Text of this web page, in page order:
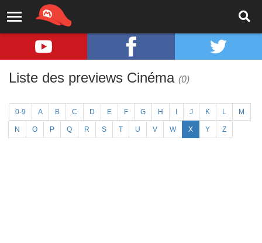
Liste des previews Cinéma (0)
0-9 A B C D E F G H J K L M
N O P Q R S T U V W X Y Z